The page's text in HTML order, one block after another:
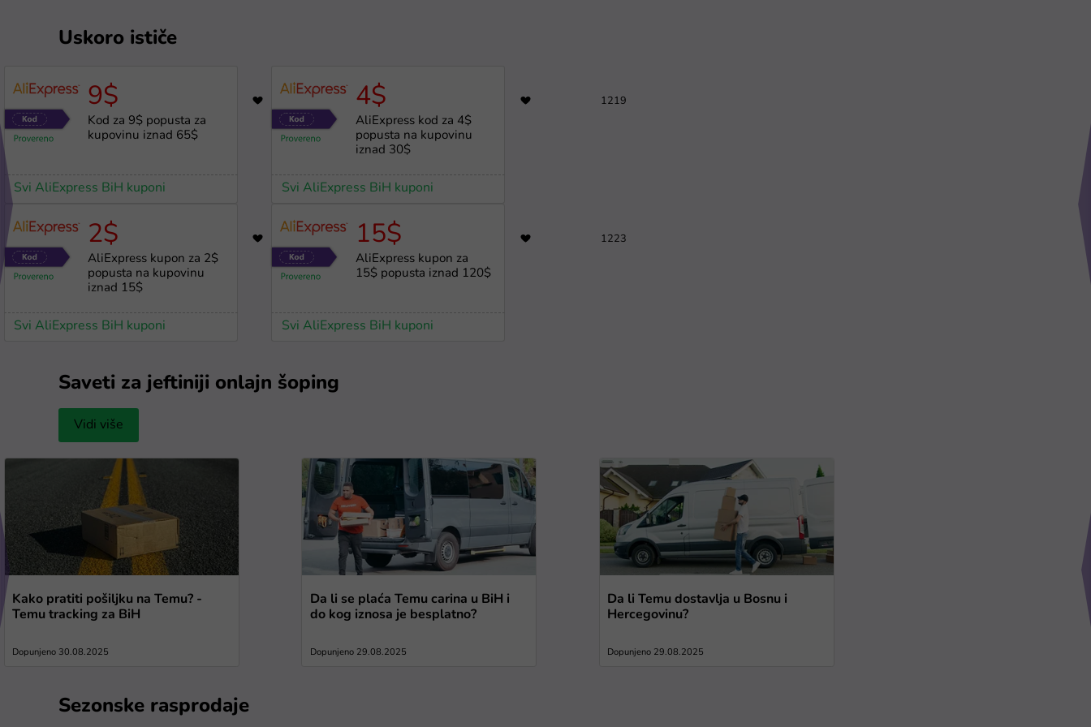
Uskoro ističe
9$
Kod za 9$ popusta za
kupovinu iznad 65$
Svi AliExpress BiH kuponi
2$ 1070
AliExpress kupon za 2$
popusta na kupovinu
iznad 15$
Svi AliExpress BiH kuponi
4$ 1219
AliExpress kod za 4$
popusta na kupovinu
iznad 30$
Svi AliExpress BiH kuponi
15$ 1223
AliExpress kupon za
15$ popusta iznad 120$
Svi AliExpress BiH kuponi
Saveti za jeftiniji onlajn šoping
Vidi više
Kako pratiti pošiljku na Temu? -
Temu tracking za BiH
Dopunjeno 30.08.2025
Da li se plaća Temu carina u BiH i
do kog iznosa je besplatno?
Dopunjeno 29.08.2025
Da li Temu dostavlja u Bosnu i
Hercegovinu?
Dopunjeno 29.08.2025
Sezonske rasprodaje